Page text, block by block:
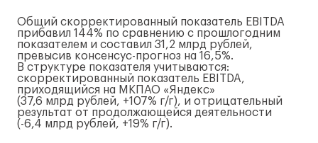
Общий скорректированный показатель EBITDA
прибавил 144% по сравнению с прошлогодним
показателем и составил 31,2 млрд рублей,
превысив консенсус-прогноз на 16,5%.
В структуре показателя учитываются:
скорректированный показатель EBITDA,
приходящийся на МКП АО «Яндекс»
(37,6 млрд рублей, +107% г/г), и отрицательный
результат от продолжающейся деятельности
(-6,4 млрд рублей, +19% г/г).